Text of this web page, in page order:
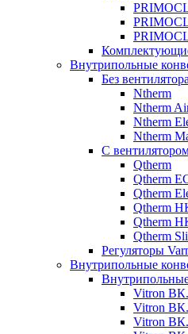
Внутрипольные
Без вентилятора
Ntherm
Ntherm
Ntherm
Ntherm
С
Qtherm
Qtherm
Qtherm
Qtherm
Qtherm
Qtherm
Регуляторы
Внутрипольные
Vitron
Vitron
Vitron